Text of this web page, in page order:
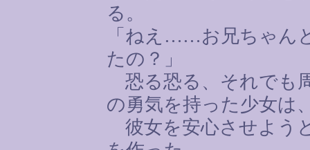
る。
「ねえ ……お兄ちゃん
たの？」
恐る恐る、それでも
の勇気を持った少女は
彼女を安心させよう